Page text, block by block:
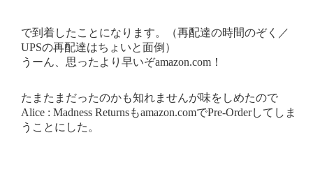
で到着したことになります。（再配達の時間のぞく／
UPSの再配達はちょいと面倒）
うーん、思ったより早いぞamazon.com！
たまたまだったのかも知れませんが味をしめたので
Alice : Madness Returnsもamazon.comでPre-Orderしてしま
うことにした。